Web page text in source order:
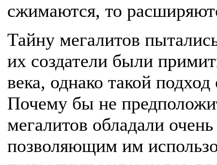
сжимаются, то
Тайну мегалитов
их создатели были
века, однако такой
Почему бы не
мегалитов обладали
позволяющим им